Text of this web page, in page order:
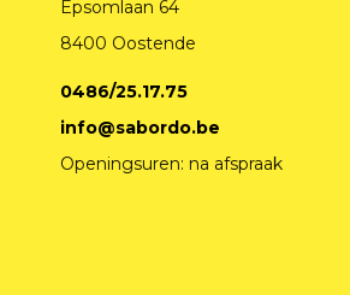
Epsomlaan 64
8400 Oostende
0486/25.17.75
info@sabordo.be
Openingsuren: na afspraak